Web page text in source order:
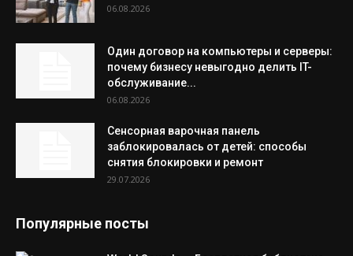
06.08.2026
Один договор на компьютеры и серверы:
почему бизнесу невыгодно делить IT-
обслуживание...
06.08.2026
Сенсорная варочная панель
заблокировалась от детей: способы
снятия блокировки и ремонт
29.07.2026
Популярные посты